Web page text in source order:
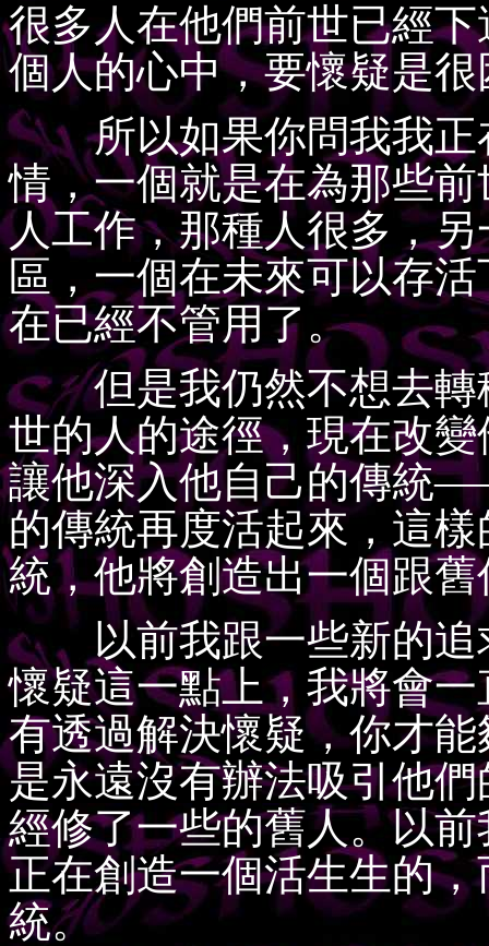
很多人在他們前世已經
個人的心中，要懷疑是
所以如果你問我我正
情，一個就是在為那些
人工作，那種人很多，
區，一個在未來可以存
在已經不管用了。
但是我仍然不想去轉
世的人的途徑，現在改
讓他深入他自己的傳統
的傳統再度活起來，這
統，他將創造出一個跟
以前我跟一些新的追
懷疑這一點上，我將會
有透過解決懷疑，你才
是永遠沒有辦法吸引他
經修了一些的舊人。以
正在創造一個活生生的
統。